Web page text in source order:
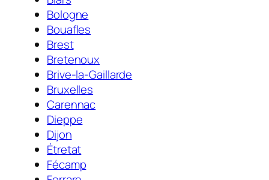
Bologne
Bouafles
Brest
Bretenoux
Brive-la-Gaillarde
Bruxelles
Carennac
Dieppe
Dijon
Étretat
Fécamp